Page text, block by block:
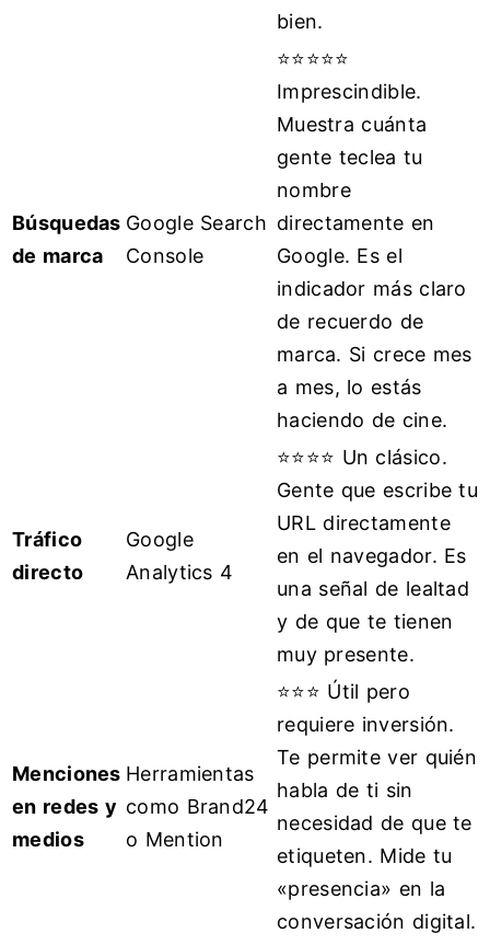
bien.
Búsquedas
de marca
Google Search
Console
⭐⭐⭐⭐⭐
Imprescindible.
Muestra cuánta
gente teclea tu
nombre
directamente en
Google. Es el
indicador más claro
de recuerdo de
marca. Si crece mes
a mes, lo estás
haciendo de cine.
Tráfico
directo
Google
Analytics 4
⭐⭐⭐⭐ Un clásico.
Gente que escribe tu
URL directamente
en el navegador. Es
una señal de lealtad
y de que te tienen
muy presente.
Menciones
en redes y
medios
Herramientas
como Brand24
o Mention
⭐⭐⭐ Útil pero
requiere inversión.
Te permite ver quién
habla de ti sin
necesidad de que te
etiqueten. Mide tu
«presencia» en la
conversación digital.